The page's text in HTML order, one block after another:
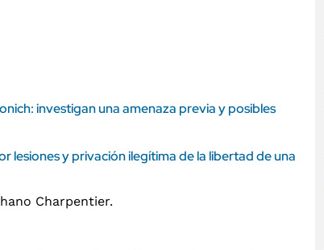
investigan una amenaza previa y posibles
lesiones y privación ilegítima de la libertad de una